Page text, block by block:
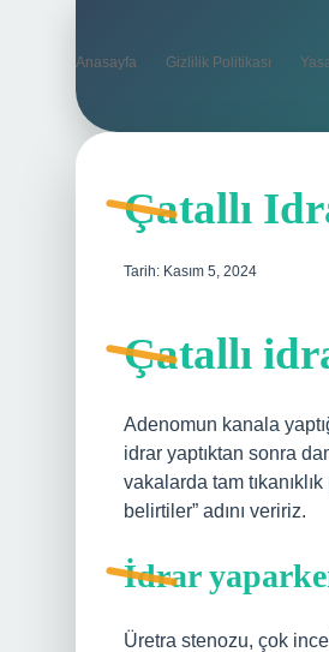
Anasayfa Gizlilik Politikası
Çatallı
Tarih: Kasım 5, 2024
Çatallı
Adenomun kanala
idrar yaptıktan sonra
vakalarda tam
belirtiler” adını veririz.
İdrar
Üretra stenozu, çok